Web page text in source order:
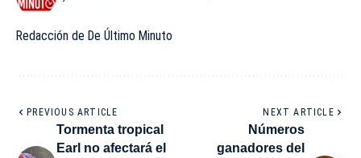
Redacción de De Último Minuto
PREVIOUS ARTICLE
Tormenta tropical
Earl no afectará el
NEXT ARTICLE
Números
ganadores del